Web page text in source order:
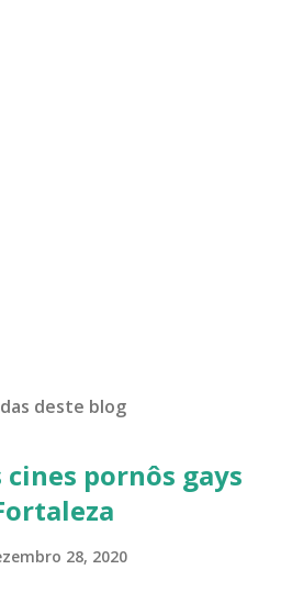
deste blog
cines pornôs gays
28, 2020